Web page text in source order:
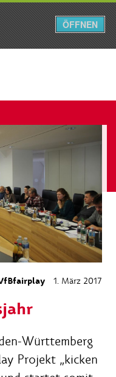
Menü
1. März 2017
Württemberg
Projekt „kicken
ÖFFNEN